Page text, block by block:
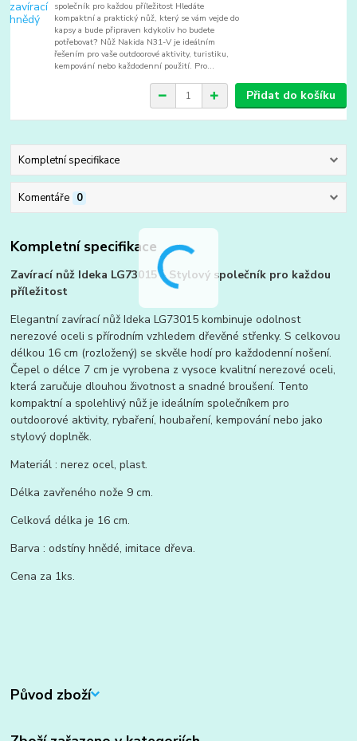
společník pro každou příležitost Hledáte
kompaktní a praktický nůž, který se vám vejde do
kapsy a bude připraven kdykoliv ho budete
potřebovat? Nůž Nakida N31-V je ideálním
řešením pro vaše outdoorové aktivity, turistiku,
kempování nebo každodenní použití. Pro...
Přidat do košíku
Kompletní specifikace
Komentáře 0
Kompletní specifikace
Zavírací nůž Ideka LG73015 – Stylový společník pro každou
příležitost
Elegantní zavírací nůž Ideka LG73015 kombinuje odolnost
nerezové oceli s přírodním vzhledem dřevěné střenky. S celkovou
délkou 16 cm (rozložený) se skvěle hodí pro každodenní nošení.
Čepel o délce 7 cm je vyrobena z vysoce kvalitní nerezové oceli,
která zaručuje dlouhou životnost a snadné broušení. Tento
kompaktní a spolehlivý nůž je ideálním společníkem pro
outdoorové aktivity, rybaření, houbaření, kempování nebo jako
stylový doplněk.
Materiál : nerez ocel, plast.
Délka zavřeného nože 9 cm.
Celková délka je 16 cm.
Barva : odstíny hnědé, imitace dřeva.
Cena za 1ks.
Původ zboží